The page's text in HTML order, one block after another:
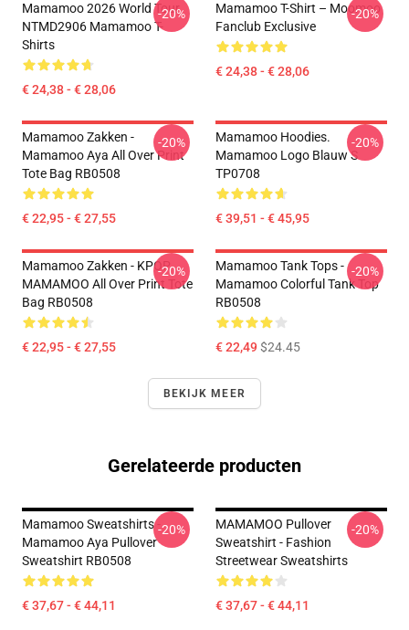
Mamamoo 2026 World Tour
NTMD2906 Mamamoo T-
Shirts
€ 24,38 - € 28,06
-20%
Mamamoo T-Shirt – Moomoo
Fanclub Exclusive
€ 24,38 - € 28,06
-20%
Mamamoo Zakken -
Mamamoo Aya All Over Print
Tote Bag RB0508
€ 22,95 - € 27,55
-20%
Mamamoo Hoodies.
Mamamoo Logo Blauw S
TP0708
€ 39,51 - € 45,95
-20%
Mamamoo Zakken - KPOP
MAMAMOO All Over Print Tote
Bag RB0508
€ 22,95 - € 27,55
-20%
Mamamoo Tank Tops -
Mamamoo Colorful Tank Top
RB0508
€ 22,49$24.45
-20%
BEKIJK MEER
Gerelateerde producten
Mamamoo Sweatshirts -
Mamamoo Aya Pullover
Sweatshirt RB0508
€ 37,67 - € 44,11
-20%
MAMAMOO Pullover
Sweatshirt - Fashion
Streetwear Sweatshirts
€ 37,67 - € 44,11
-20%